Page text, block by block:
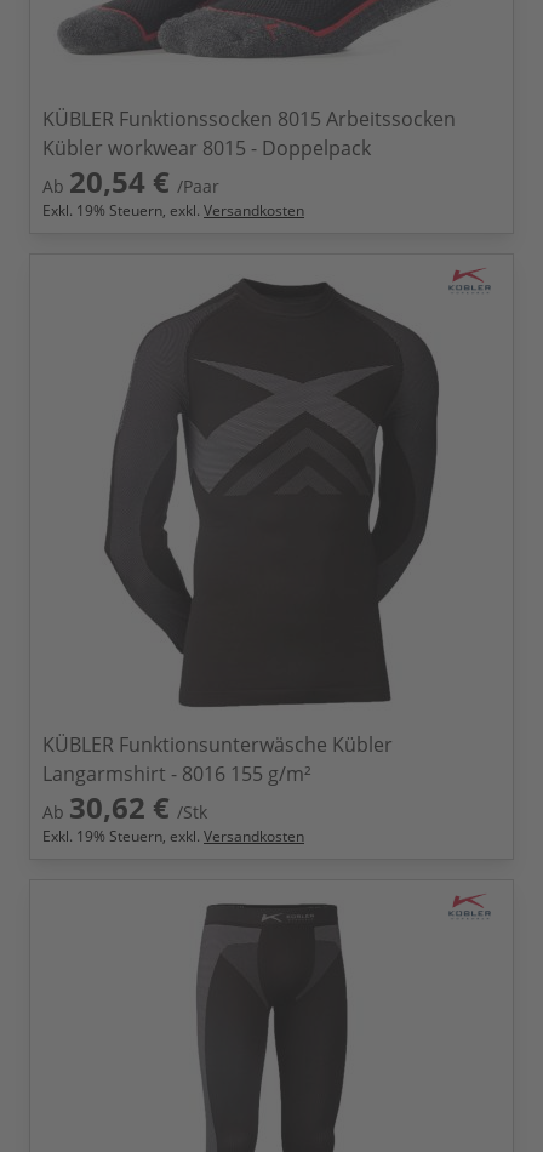
KÜBLER Funktionssocken 8015 Arbeitssocken
Kübler workwear 8015 - Doppelpack
Ab 20,54 € /Paar
Exkl. 19% Steuern, exkl. Versandkosten
KÜBLER Funktionsunterwäsche Kübler
Langarmshirt - 8016 155 g/m²
Ab 30,62 € /Stk
Exkl. 19% Steuern, exkl. Versandkosten